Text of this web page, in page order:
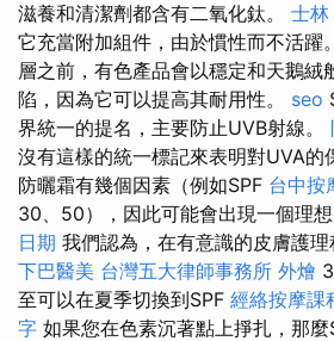
滋養和清潔劑都含有二氧化鈦。 士林
它充當附加組件，由於慣性而不活躍
層之前，有色產品會以穩定和天鵝絨
陷，因為它可以提高其耐用性。 seo
界統一的提名，主要防止UVB射線。
沒有這樣的統一標記來表明對UVA的
防曬霜有幾個因素（例如SPF 台中按
30、50），因此可能會出現一個理想
日期 我們認為，在有意識的皮膚護
下巴醫美 台灣五大律師事務所 外燴
至可以在夏季切換到SPF 經絡按摩課
字 如果您在色素沉著點上掙扎，那麼